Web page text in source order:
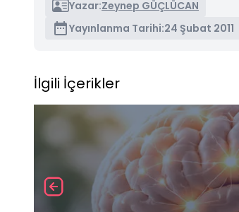
Yazar:Zeynep GÜÇLÜCAN
Yayınlanma Tarihi:24 Şubat 2011
İlgili İçerikler